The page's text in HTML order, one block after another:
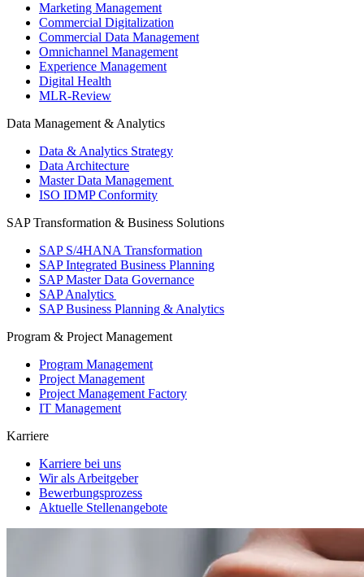
Marketing Management
Commercial Digitalization
Commercial Data Management
Omnichannel Management
Experience Management
Digital Health
MLR-Review
Data Management & Analytics
Data & Analytics Strategy
Data Architecture
Master Data Management
ISO IDMP Conformity
SAP Transformation & Business Solutions
SAP S/4HANA Transformation
SAP Integrated Business Planning
SAP Master Data Governance
SAP Analytics
SAP Business Planning & Analytics
Program & Project Management
Program Management
Project Management
Project Management Factory
IT Management
Karriere
Karriere bei uns
Wir als Arbeitgeber
Bewerbungsprozess
Aktuelle Stellenangebote